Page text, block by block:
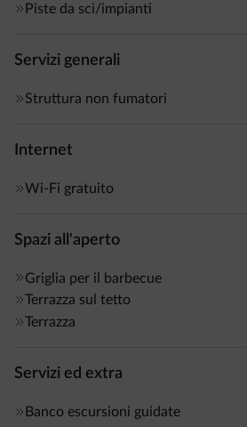
Piste da sci/impianti
Servizi generali
Struttura non fumatori
Internet
Wi-Fi gratuito
Spazi all'aperto
Griglia per il barbecue
Terrazza sul tetto
Terrazza
Servizi ed extra
Banco escursioni guidate